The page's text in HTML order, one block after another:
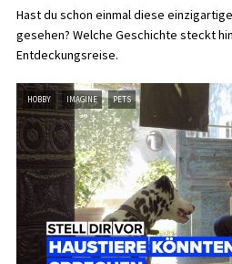
Hast du schon einmal diese
gesehen? Welche Geschichte steckt
Entdeckungsreise.
HOBBY IMAGINE PETS